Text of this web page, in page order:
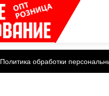
Политика обработки